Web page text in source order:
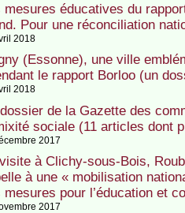
mesures éducatives du
Pour une réconciliation
2018
(Essonne), une ville
le rapport Borloo (un
2018
de la Gazette des
sociale (11 articles dont
2017
à Clichy-sous-Bois,
à une « mobilisation
mesures pour l’éducation et
2017